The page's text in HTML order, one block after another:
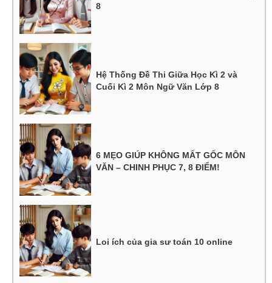
8
Hệ Thống Đề Thi Giữa Học Kì 2 và
Cuối Kì 2 Môn Ngữ Văn Lớp 8
6 MẸO GIÚP KHÔNG MẤT GỐC MÔN
VĂN – CHINH PHỤC 7, 8 ĐIỂM!
Loi ích của gia sư toán 10 online